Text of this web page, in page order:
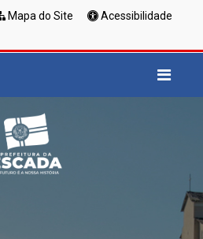
Mapa do Site
Acessibilidade